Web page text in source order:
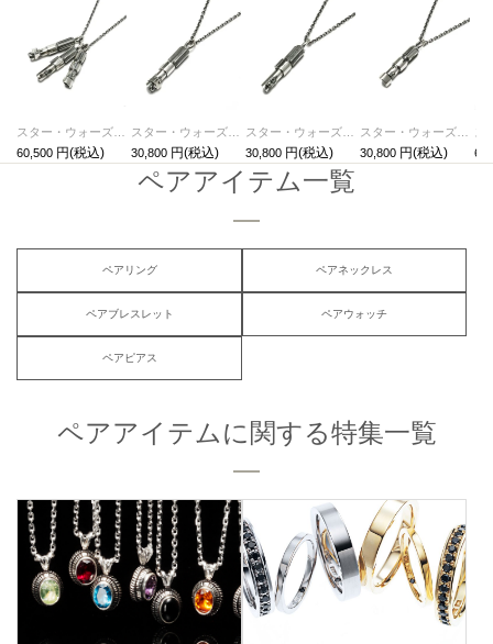
スター・ウォーズ"STARWARS™"ライトセーバーネックレス-3peace-
60,500
スター・ウォーズ"STARWARS™"ライトセーバーネックレス-DARTHVADER-
30,800
スター・ウォーズ"STARWARS™"ライトセーバーネックレス-LUKE-
30,800
スター・ウォーズ"STARWARS™"ライトセーバーネックレス-MASTERYODA-
30,800
ペアアイテム一覧
ペアリング ペアネックレス
ペアブレスレット ペアウォッチ
ペアピアス
ペアアイテムに関する特集一覧